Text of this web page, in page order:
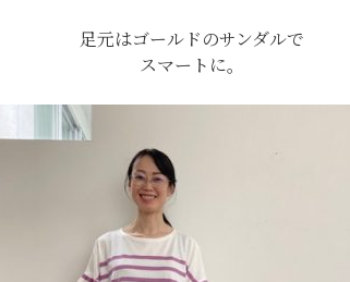
足元はゴールドのサンダルで
スマートに。